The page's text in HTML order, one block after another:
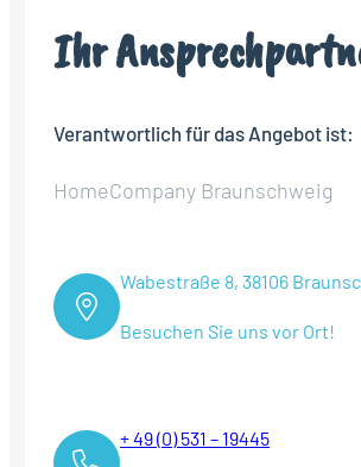
Ihr
Verantwortlich für das Angebot ist:
HomeCompany Braunschweig
Wabestraße 8, 38106
Besuchen Sie uns vor Ort!
+ 49 (0) 531 – 19445